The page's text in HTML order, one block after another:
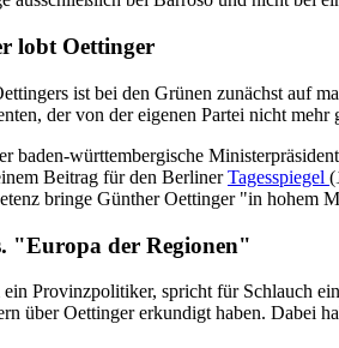
lobt Oettinger
ist bei den Grünen zunächst auf
der von der eigenen Partei nicht
baden-württembergische
Beitrag für den BerlinerTagesspiegel (
bringe Günther Oettinger "in hohem
"Europa der Regionen"
Provinzpolitiker, spricht für Schlauch
über Oettinger erkundigt haben. Dabei